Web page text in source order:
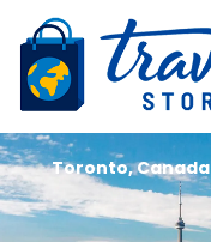
Toronto, Canada